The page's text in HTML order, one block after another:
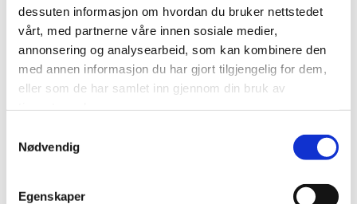
dessuten informasjon om hvordan du bruker nettstedet
vårt, med partnerne våre innen sosiale medier,
annonsering og analysearbeid, som kan kombinere den
med annen informasjon du har gjort tilgjengelig for dem,
eller som de har samlet inn gjennom din bruk av
Nødvendig
Egenskaper
HELSE@E2.NO